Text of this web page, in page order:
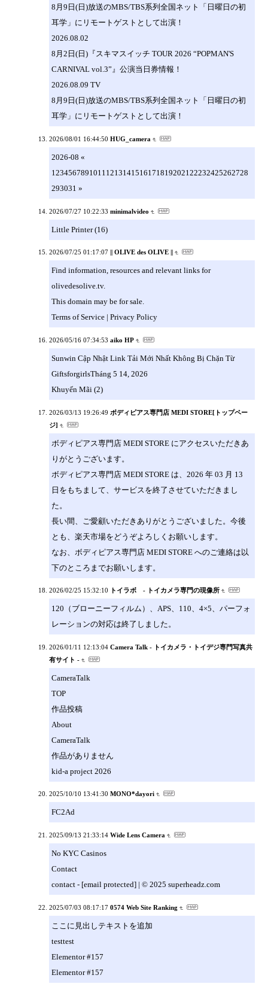
8月9日(日)放送のMBS/TBS系列全国ネット「日曜日の初
耳学」にリモートゲストとして出演！
2026.08.02
8月2日(日)『スキマスイッチ TOUR 2026 “POPMAN'S
CARNIVAL vol.3”』公演当日券情報！
2026.08.09 TV
8月9日(日)放送のMBS/TBS系列全国ネット「日曜日の初
耳学」にリモートゲストとして出演！
2026/08/01 16:44:50 HUG_camera
2026-08 «
12345678910111213141516171819202122232425262728
293031 »
2026/07/27 10:22:33 minimalvideo
Little Printer (16)
2026/07/25 01:17:07 || OLIVE des OLIVE ||
Find information, resources and relevant links for
olivedesolive.tv.
This domain may be for sale.
Terms of Service | Privacy Policy
2026/05/16 07:34:53 aiko HP
Sunwin Cập Nhật Link Tải Mới Nhất Không Bị Chặn Từ
GiftsforgirlsTháng 5 14, 2026
Khuyến Mãi (2)
2026/03/13 19:26:49 ボディピアス専門店 MEDI STORE[トップペー
ジ]
ボディピアス専門店 MEDI STORE にアクセスいただきあ
りがとうございます。
ボディピアス専門店 MEDI STORE は、2026 年 03 月 13
日をもちまして、サービスを終了させていただきまし
た。
長い間、ご愛顧いただきありがとうございました。今後
とも、楽天市場をどうぞよろしくお願いします。
なお、ボディピアス専門店 MEDI STORE へのご連絡は以
下のところまでお願いします。
2026/02/25 15:32:10 トイラボ - トイカメラ専門の現像所
120（ブローニーフィルム）、APS、110、4×5、パーフォ
レーションの対応は終了しました。
2026/01/11 12:13:04 Camera Talk - トイカメラ・トイデジ専門写真共
有サイト -
CameraTalk
TOP
作品投稿
About
CameraTalk
作品がありません
kid-a project 2026
2025/10/10 13:41:30 MONO*dayori
FC2Ad
2025/09/13 21:33:14 Wide Lens Camera
No KYC Casinos
Contact
contact - [email protected] | © 2025 superheadz.com
2025/07/03 08:17:17 0574 Web Site Ranking
ここに見出しテキストを追加
testtest
Elementor #157
Elementor #157